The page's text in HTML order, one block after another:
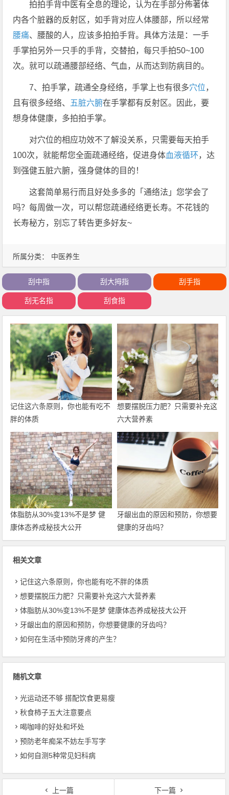
所属分类： 中医养生
拍拍手背中医有全息的理论，认为在手部分佈著体
内各个脏器的反射区，如手背对应人体腰部，所以经常
腰痛、腰酸的人，应该多拍拍手背。具体方法是：一手
手掌拍另外一只手的手背，交替拍，每只手拍50~100
次。就可以疏通腰部经络、气血，从而达到防病目的。
7、拍手掌，疏通全身经络，手掌上也有很多穴位，
且有很多经络、 五脏六腑在手掌都有反射区。因此，要
想身体健康，多拍拍手掌。
对穴位的相应功效不了解没关系，只需要每天拍手
100次，就能帮您全面疏通经络，促进身体血液循环，达
到强健五脏六腑，强身健体的目的！
这套简单易行而且好处多多的「通络法」您学会了
吗？每周做一次，可以帮您疏通经络更长寿。不花钱的
长寿秘方，别忘了转告更多好友~
刮中指 刮大拇指 刮手指
刮无名指 刮食指
记住这六条原则，你也能有吃不
胖的体质
想要摆脱压力肥？只需要补充这
六大营养素
体脂肪从30%变13%不是梦 健
康体态养成秘技大公开
牙龈出血的原因和预防，你想要
健康的牙齿吗？
相关文章
记住这六条原则，你也能有吃不胖的体质
想要摆脱压力肥？只需要补充这六大营养素
体脂肪从30%变13%不是梦 健康体态养成秘技大公开
牙龈出血的原因和预防，你想要健康的牙齿吗？
如何在生活中预防牙疼的产生？
随机文章
光运动还不够 搭配饮食更易瘦
秋食柿子五大注意要点
喝咖啡的好处和坏处
预防老年痴呆不妨左手写字
如何自测5种常见妇科病
上一篇
下一篇